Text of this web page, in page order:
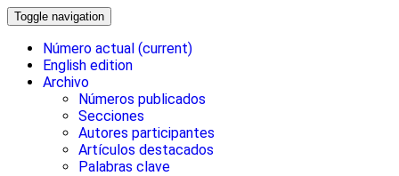
Toggle navigation
Número actual (current)
English edition
Archivo
Números publicados
Secciones
Autores participantes
Artículos destacados
Palabras clave